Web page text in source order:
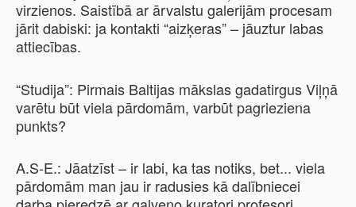
virzienos. Saistībā ar ārvalstu galerijām procesam
jārit dabiski: ja kontakti “aizķeras” – jāuztur labas
attiecības.
“Studija”: Pirmais Baltijas mākslas gadatirgus Viļņā
varētu būt viela pārdomām, varbūt pagrieziena
punkts?
A.S-E.: Jāatzīst – ir labi, ka tas notiks, bet... viela
pārdomām man jau ir radusies kā dalībniecei